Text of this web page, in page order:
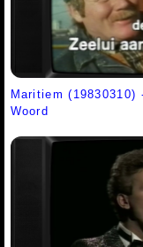
Maritiem
Woord